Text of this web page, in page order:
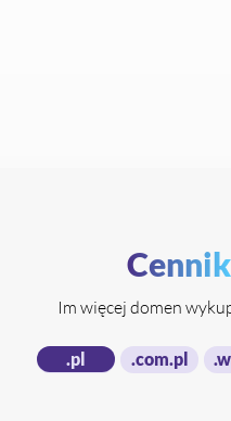
Cennik
Im więcej domen
.pl .com.pl